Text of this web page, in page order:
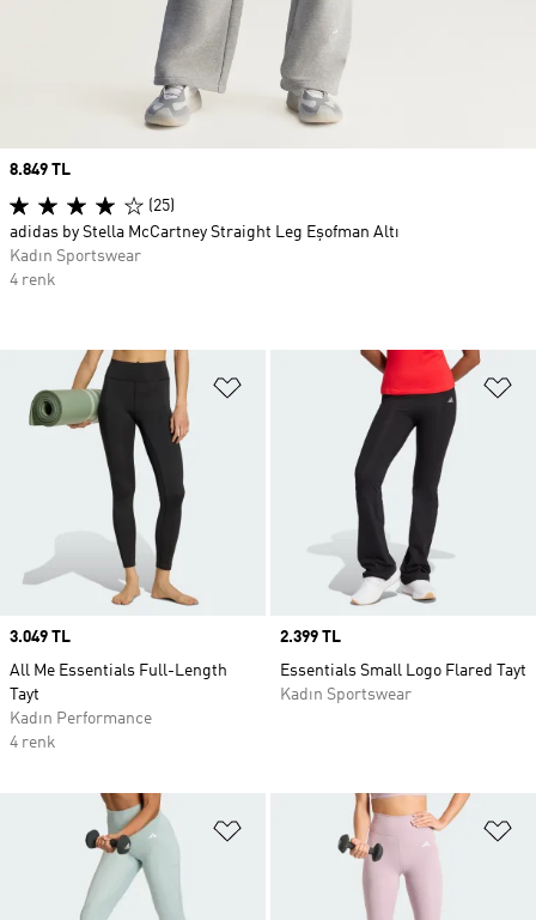
Favori Listesine Ekle
Price
3.049 TL
All Me Essentials Full-Length
Tayt
Kadın Performance
4 renk
Price
2.399 TL
Essentials Small Logo Flared Tayt
Kadın Sportswear
Favori Listesine Ekle
Price
8.849 TL
(25)
adidas by Stella McCartney Straight Leg Eşofman Altı
Kadın Sportswear
4 renk